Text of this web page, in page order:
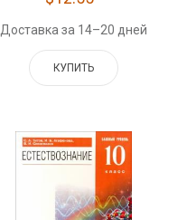
Доставка за 14–20 дней
КУПИТЬ